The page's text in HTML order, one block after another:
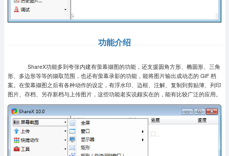
功能介绍
ShareX功能多到夸张内建有萤幕撷图的功能，还支援圆角方形、椭圆形、三角
形、多边形等等的撷取范围，也还有萤幕录影的功能，能将图片输出成动态的 GIF 档
案。在萤幕撷图之后有各种动作的设定，有浮水印、边框、注解、复制到剪贴簿、列印
图片、存档、另存新档与上传图片，这些功能老实说颇实在的，能有比较广泛的应用。